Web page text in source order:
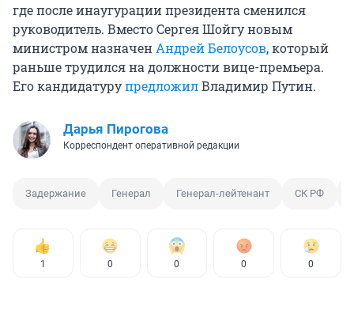
где после инаугурации президента сменился
руководитель. Вместо Сергея Шойгу новым
министром назначен Андрей Белоусов, который
раньше трудился на должности вице-премьера.
Его кандидатурупредложилВладимир Путин.
Дарья Пирогова
Корреспондент оперативной редакции
Задержание Генерал Генерал-лейтенант СК РФ
1 0 0 0 0